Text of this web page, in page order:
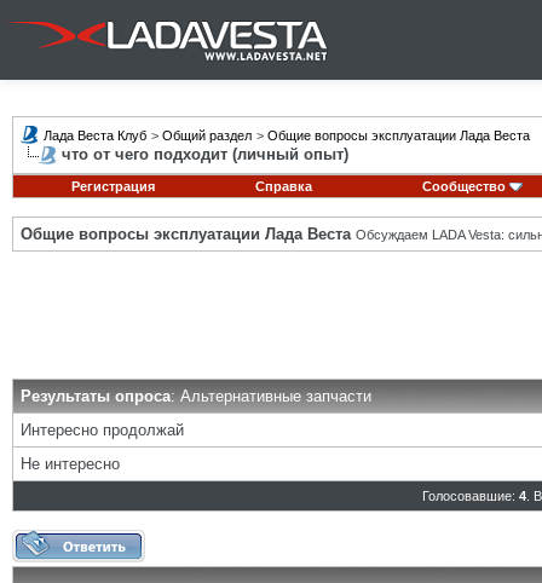
Лада Веста Клуб > Общий раздел > Общие вопросы эксплуатации Лада Веста
что от чего подходит (личный опыт)
Регистрация Справка Сообщество
Общие вопросы эксплуатации Лада Веста Обсуждаем LADA Vesta:
Результаты опроса: Альтернативные запчасти
Интересно продолжай
Не интересно
Голосовавшие: 4.